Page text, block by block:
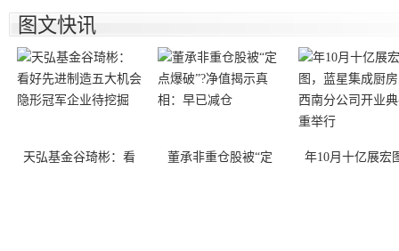
图文快讯
天弘基金谷琦彬：看 董承非重仓股被“定 年10月十亿展宏